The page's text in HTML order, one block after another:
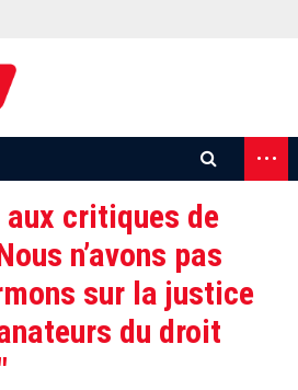
...
aux critiques de
n’avons pas
sur la justice
du droit